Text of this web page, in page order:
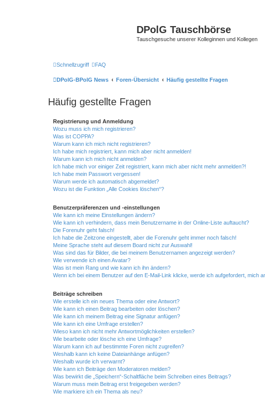
DPolG Tauschbörse
Tauschgesuche unserer Kolleginnen und Kollegen
Schnellzugriff FAQ
DPolG-BPolG News Foren-Übersicht Häufig gestellte Fragen
Häufig gestellte Fragen
Registrierung und Anmeldung
Wozu muss ich mich registrieren?
Was ist COPPA?
Warum kann ich mich nicht registrieren?
Ich habe mich registriert, kann mich aber nicht anmelden!
Warum kann ich mich nicht anmelden?
Ich habe mich vor einiger Zeit registriert, kann mich aber nicht mehr anmelden?!
Ich habe mein Passwort vergessen!
Warum werde ich automatisch abgemeldet?
Wozu ist die Funktion „Alle Cookies löschen“?
Benutzerpräferenzen und -einstellungen
Wie kann ich meine Einstellungen ändern?
Wie kann ich verhindern, dass mein Benutzername in der Online-Liste auftaucht?
Die Forenuhr geht falsch!
Ich habe die Zeitzone eingestellt, aber die Forenuhr geht immer noch falsch!
Meine Sprache steht auf diesem Board nicht zur Auswahl!
Was sind das für Bilder, die bei meinem Benutzernamen angezeigt werden?
Wie verwende ich einen Avatar?
Was ist mein Rang und wie kann ich ihn ändern?
Wenn ich bei einem Benutzer auf den E-Mail-Link klicke, werde ich aufgefordert, mich
Beiträge schreiben
Wie erstelle ich ein neues Thema oder eine Antwort?
Wie kann ich einen Beitrag bearbeiten oder löschen?
Wie kann ich meinem Beitrag eine Signatur anfügen?
Wie kann ich eine Umfrage erstellen?
Wieso kann ich nicht mehr Antwortmöglichkeiten erstellen?
Wie bearbeite oder lösche ich eine Umfrage?
Warum kann ich auf bestimmte Foren nicht zugreifen?
Weshalb kann ich keine Dateianhänge anfügen?
Weshalb wurde ich verwarnt?
Wie kann ich Beiträge den Moderatoren melden?
Was bewirkt die „Speichern“-Schaltfläche beim Schreiben eines Beitrags?
Warum muss mein Beitrag erst freigegeben werden?
Wie markiere ich ein Thema als neu?